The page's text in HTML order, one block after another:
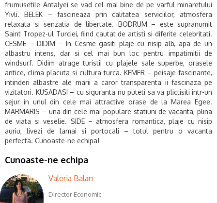
frumusetile Antalyei se vad cel mai bine de pe varful minaretului
Yivli. BELEK – fascineaza prin calitatea serviciilor, atmosfera
relaxata si senzatia de libertate. BODRUM – este supranumit
Saint Tropez-ul Turciei, fiind cautat de artisti si diferite celebritati.
CESME – DIDIM – In Cesme gasiti plaje cu nisip alb, apa de un
albastru intens, dar si cel mai bun loc pentru impatimitii de
windsurf. Didim atrage turistii cu plajele sale superbe, orasele
antice, clima placuta si cultura turca. KEMER – peisaje fascinante,
intinderi albastre ale marii a caror transparenta ii fascinaza pe
vizitatori. KUSADASI – cu siguranta nu puteti sa va plictisiti intr-un
sejur in unul din cele mai attractive orase de la Marea Egee.
MARMARIS – una din cele mai populare statiuni de vacanta, plina
de viata si veselie. SIDE – atmosfera romantica, plaje cu nisip
auriu, livezi de lamai si portocali – totul pentru o vacanta
perfecta. Cunoaste-ne echipa!
Cunoaste-ne echipa
Valeria Balan
Director Economic